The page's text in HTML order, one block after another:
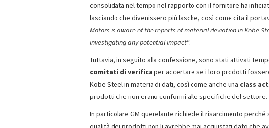
consolidata nel tempo nel rapporto con il fornitore ha
lasciando che divenissero più lasche, così come cita il
Motors is aware of the reports of material deviation in Kobe
investigating any potential impact“.
Tuttavia, in seguito alla confessione, sono stati attivati
comitati di verifica per accertare se i loro prodotti
Kobe Steel in materia di dati, così come anche una class
prodotti che non erano conformi alle specifiche del settore.
In particolare GM querelante richiede il risarcimento
qualità dei prodotti non li avrebbe mai acquistati dato che